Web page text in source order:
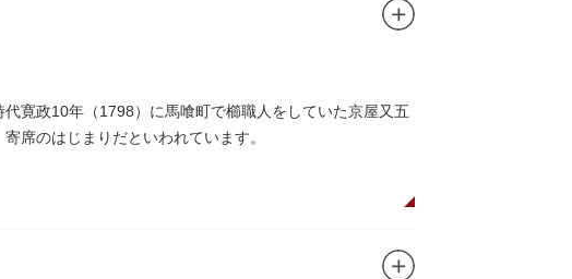
寛政10年（1798）に馬喰町で櫛職人をしていた京屋又五
席のはじまりだといわれています。